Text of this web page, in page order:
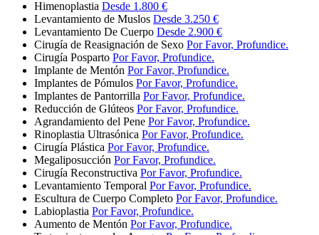
Himenoplastia Desde 1.800 €
Levantamiento de Muslos Desde 3.250 €
Levantamiento De Cuerpo Desde 2.900 €
Cirugía de Reasignación de Sexo Por Favor, Profundice.
Cirugía Posparto Por Favor, Profundice.
Implante de Mentón Por Favor, Profundice.
Implantes de Pómulos Por Favor, Profundice.
Implantes de Pantorrilla Por Favor, Profundice.
Reducción de Glúteos Por Favor, Profundice.
Agrandamiento del Pene Por Favor, Profundice.
Rinoplastia Ultrasónica Por Favor, Profundice.
Cirugía Plástica Por Favor, Profundice.
Megaliposucción Por Favor, Profundice.
Cirugía Reconstructiva Por Favor, Profundice.
Levantamiento Temporal Por Favor, Profundice.
Escultura de Cuerpo Completo Por Favor, Profundice.
Labioplastia Por Favor, Profundice.
Aumento de Mentón Por Favor, Profundice.